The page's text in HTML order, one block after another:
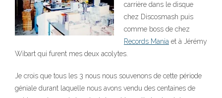
carrière dans le disque
chez Discosmash puis
comme boss de chez
Records Mania et à Jérémy
Wibart qui furent mes deux acolytes.
Je crois que tous les 3 nous nous souvenons de cette période
géniale durant laquelle nous avons vendu des centaines de